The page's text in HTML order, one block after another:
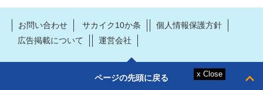
お問い合わせ サカイク10か条
個人情報保護方針
広告掲載について
運営会社
ページの先頭に戻る